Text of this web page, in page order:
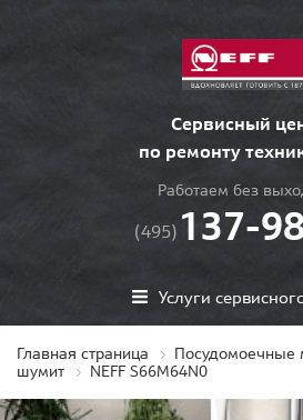
Сервисный
по ремонту
Работаем без
(495) 137-
Услуги
Главная страница
шумит
NEFF S66M64N0